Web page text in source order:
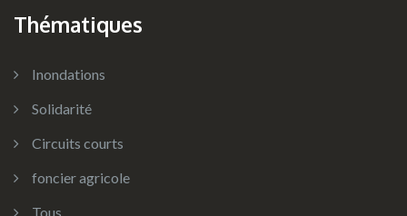
Thématiques
Inondations
Solidarité
Circuits courts
foncier agricole
Tous